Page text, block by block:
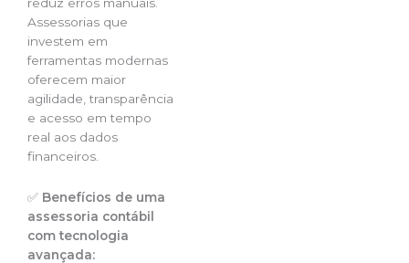
Assessorias que
investem em
ferramentas modernas
oferecem maior
agilidade, transparência
e acesso em tempo
real aos dados
financeiros.
✅ Benefícios de uma
assessoria contábil
com tecnologia
avançada: